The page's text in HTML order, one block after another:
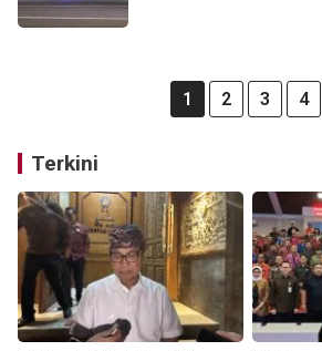
1 2 3 4
Terkini